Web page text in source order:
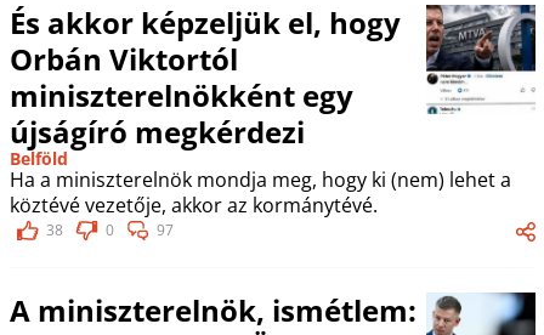
És akkor képzeljük el, hogy
Orbán Viktortól
miniszterelnökként egy
újságíró megkérdezi
Belföld
Ha a miniszterelnök mondja meg, hogy ki (nem) lehet a
köztévé vezetője, akkor az kormánytévé.
38 0 97
A miniszterelnök, ismétlem: